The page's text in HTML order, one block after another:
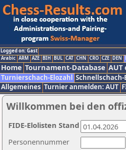
Logged on: Gast
Arabic ARM AZE BIH BUL CAT CHN CRO CZE DEN
Home Tournament-Database
Turnierschach-Elozahl Schnellschach-
Allgemeines Turnier anmelden: AUT
Willkommen bei den
Personennummer
FIDE-Elolisten Stand